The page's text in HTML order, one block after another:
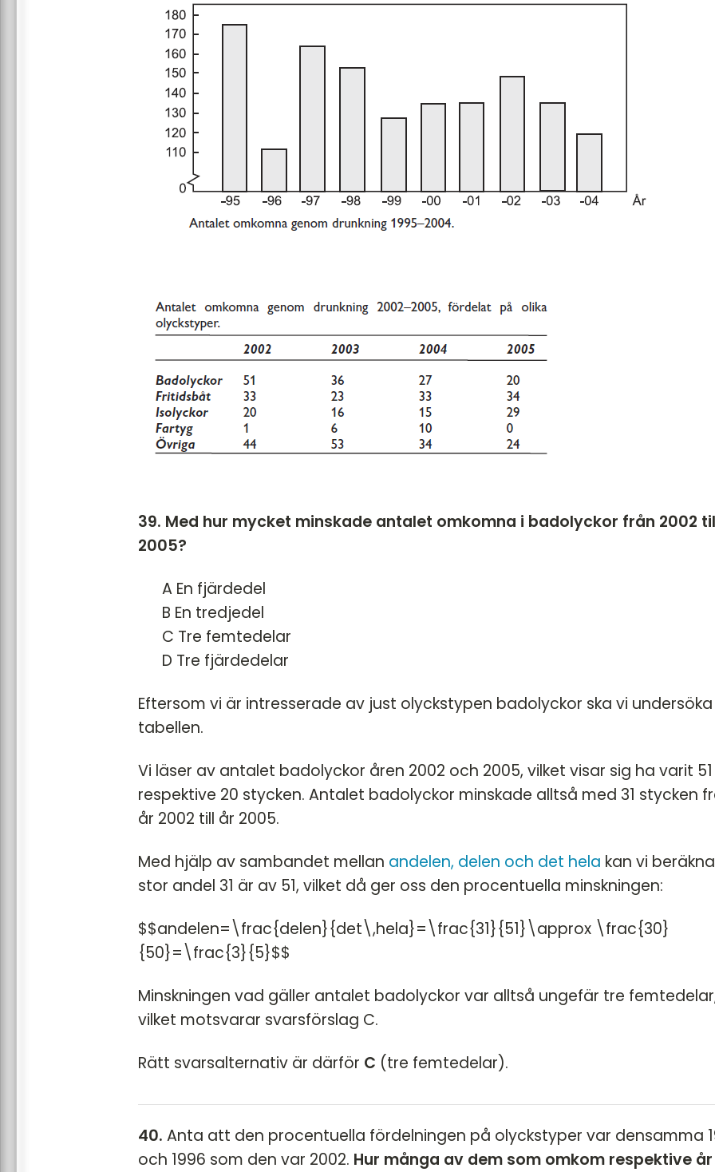
39. Med hur mycket minskade antalet omkomna i badolyckor från 2002
2005?
A En fjärdedel
B En tredjedel
C Tre femtedelar
D Tre fjärdedelar
Eftersom vi är intresserade av just olyckstypen badolyckor ska vi undersöka
tabellen.
Vi läser av antalet badolyckor åren 2002 och 2005, vilket visar sig ha varit 51
respektive 20 stycken. Antalet badolyckor minskade alltså med 31 stycken
år 2002 till år 2005.
Med hjälp av sambandet mellan andelen, delen och det hela kan vi
stor andel 31 är av 51, vilket då ger oss den procentuella minskningen:
$$andelen=\frac{delen}{det\,hela}=\frac{31}{51}\approx \frac{30}
{50}=\frac{3}{5}$$
Minskningen vad gäller antalet badolyckor var alltså ungefär tre
vilket motsvarar svarsförslag C.
Rätt svarsalternativ är därför C (tre femtedelar).
40. Anta att den procentuella fördelningen på olyckstyper var densamma
och 1996 som den var 2002. Hur många av dem som omkom respektive år
HT 2022
HT 2014